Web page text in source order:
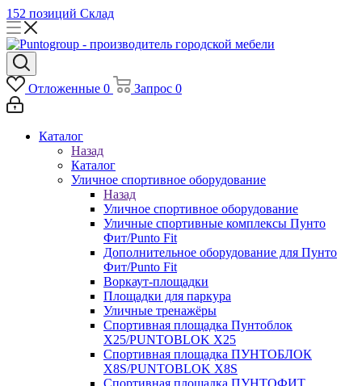
152 позиций Склад
Отложенные 0 Запрос 0
Каталог
Назад
Каталог
Уличное спортивное оборудование
Назад
Уличное спортивное оборудование
Уличные спортивные комплексы Пунто
Фит/Punto Fit
Дополнительное оборудование для Пунто
Фит/Punto Fit
Воркаут-площадки
Площадки для паркура
Уличные тренажёры
Спортивная площадка Пунтоблок
Х25/PUNTOBLOK X25
Спортивная площадка ПУНТОБЛОК
X8S/PUNTOBLOK X8S
Спортивная площадка ПУНТОФИТ